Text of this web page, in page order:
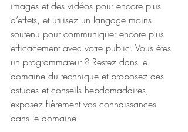
images et des vidéos pour encore plus
d’effets, et utilisez un langage moins
soutenu pour communiquer encore plus
efficacement avec votre public. Vous êtes
un programmateur ? Restez dans le
domaine du technique et proposez des
astuces et conseils hebdomadaires,
exposez fièrement vos connaissances
dans le domaine.